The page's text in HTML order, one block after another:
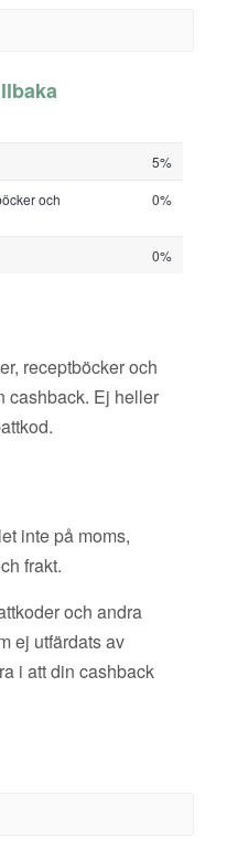
5%
och
0%
0%
receptböcker och
cashback. Ej heller
inte på moms,
frakt.
och andra
ej utfärdats av
i att din cashback